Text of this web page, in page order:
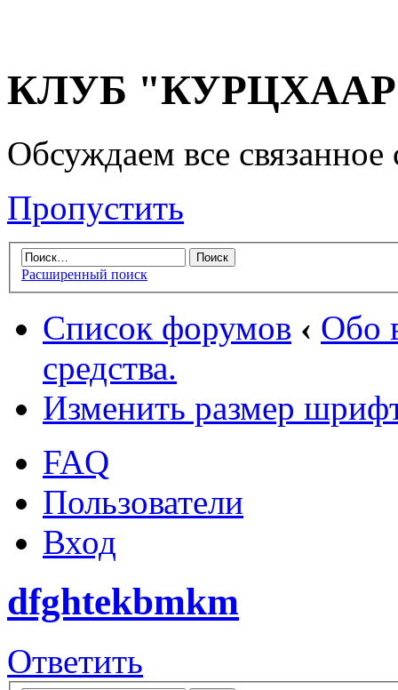
КЛУБ "КУРЦХААР"
Обсуждаем все
Пропустить
Расширенный поиск
Список форумов ‹ Обо
средства.
Изменить размер
FAQ
Пользователи
Вход
dfghtekbmkm
Ответить